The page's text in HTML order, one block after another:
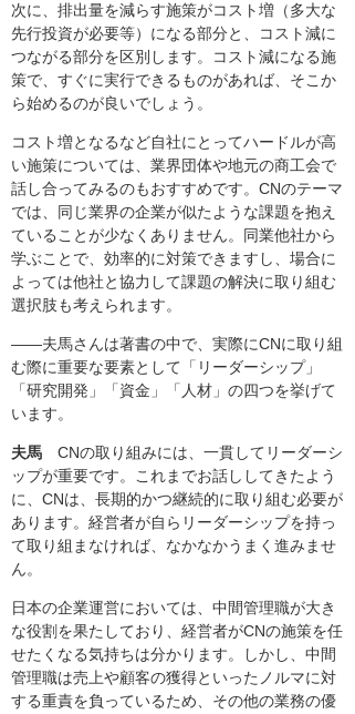
次に、排出量を減らす施策がコスト増（多大な
先行投資が必要等）になる部分と、コスト減に
つながる部分を区別します。コスト減になる施
策で、すぐに実行できるものがあれば、そこか
ら始めるのが良いでしょう。
コスト増となるなど自社にとってハードルが高
い施策については、業界団体や地元の商工会で
話し合ってみるのもおすすめです。CNのテーマ
では、同じ業界の企業が似たような課題を抱え
ていることが少なくありません。同業他社から
学ぶことで、効率的に対策できますし、場合に
よっては他社と協力して課題の解決に取り組む
選択肢も考えられます。
――夫馬さんは著書の中で、実際にCNに取り組
む際に重要な要素として「リーダーシップ」
「研究開発」「資金」「人材」の四つを挙げて
います。
夫馬 CNの取り組みには、一貫してリーダーシ
ップが重要です。これまでお話ししてきたよう
に、CNは、長期的かつ継続的に取り組む必要が
あります。経営者が自らリーダーシップを持っ
て取り組まなければ、なかなかうまく進みませ
ん。
日本の企業運営においては、中間管理職が大き
な役割を果たしており、経営者がCNの施策を任
せたくなる気持ちは分かります。しかし、中間
管理職は売上や顧客の獲得といったノルマに対
する重責を負っているため、その他の業務の優